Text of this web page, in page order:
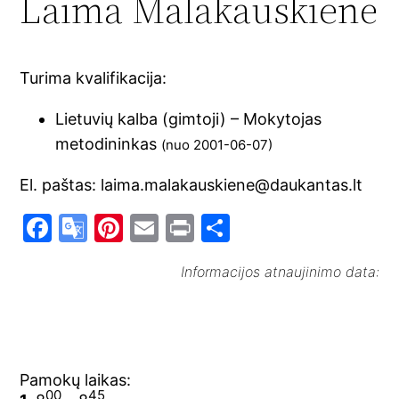
Turima kvalifikacija:
Lietuvių kalba (gimtoji) – Mokytojas
metodininkas (nuo 2001-06-07)
El. paštas: laima.malakauskiene@daukantas.lt
F
o
G
Tr
Pi E
ai
Pr
in
t
ar
Informacijos atnaujinimo data:
Pamokų laikas:
00 45